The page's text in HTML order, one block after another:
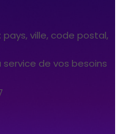
ville, code postal,
de vos besoins